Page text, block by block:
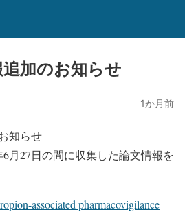
加のお知らせ
1か月前
知らせ
6月27日の間に収集した論文情報を
associated pharmacovigilance